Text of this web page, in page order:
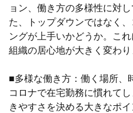
ョン、働き方の多様性に対
た、トップダウンではなく
ングが上手いかどうか。こ
組織の居心地が大きく変わり
■多様な働き方：働く場所、
コロナで在宅勤務に慣れて
きやすさを決める大きなポ